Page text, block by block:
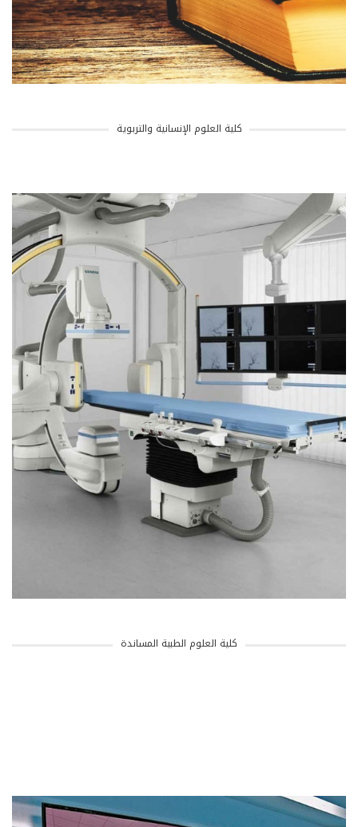
كلية العلوم الإنسانية والتربوية
كلية العلوم الطبية المساندة